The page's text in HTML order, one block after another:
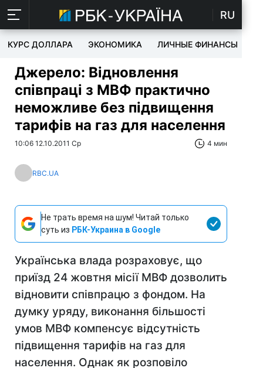
RU
КУРС ДОЛЛАРА ЭКОНОМИКА ЛИЧНЫЕ ФИНАНСЫ
Джерело: Відновлення
співпраці з МВФ практично
неможливе без підвищення
тарифів на газ для населення
10:06 12.10.2011 Ср 4 мин
RBC.UA
Не трать время на шум! Читай только
суть из РБК-Украина в Google
Українська влада розраховує, що
приїзд 24 жовтня місії МВФ дозволить
відновити співпрацю з фондом. На
думку уряду, виконання більшості
умов МВФ компенсує відсутність
підвищення тарифів на газ для
населення. Однак як розповіло